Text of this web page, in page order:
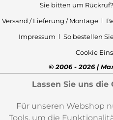
Sie bitten um Rückruf?
Versand / Lieferung / Montage
Impressum
So bestellen
Cookie
© 2006 - 2026 |
Lassen Sie uns
Für unseren Webshop
Tools, um die